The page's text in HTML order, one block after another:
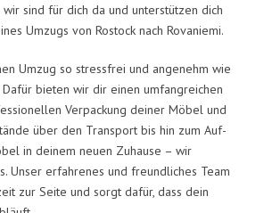
sind für dich da und unterstützen dich
Umzugs von Rostock nach Rovaniemi.
Umzug so stressfrei und angenehm wie
bieten wir dir einen umfangreichen
Verpackung deiner Möbel und
über den Transport bis hin zum Auf-
in deinem neuen Zuhause – wir
Unser erfahrenes und freundliches Team
zur Seite und sorgt dafür, dass dein